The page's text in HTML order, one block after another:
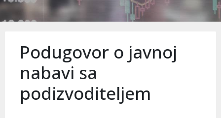
Podugovor o javnoj
nabavi sa
podizvoditeljem